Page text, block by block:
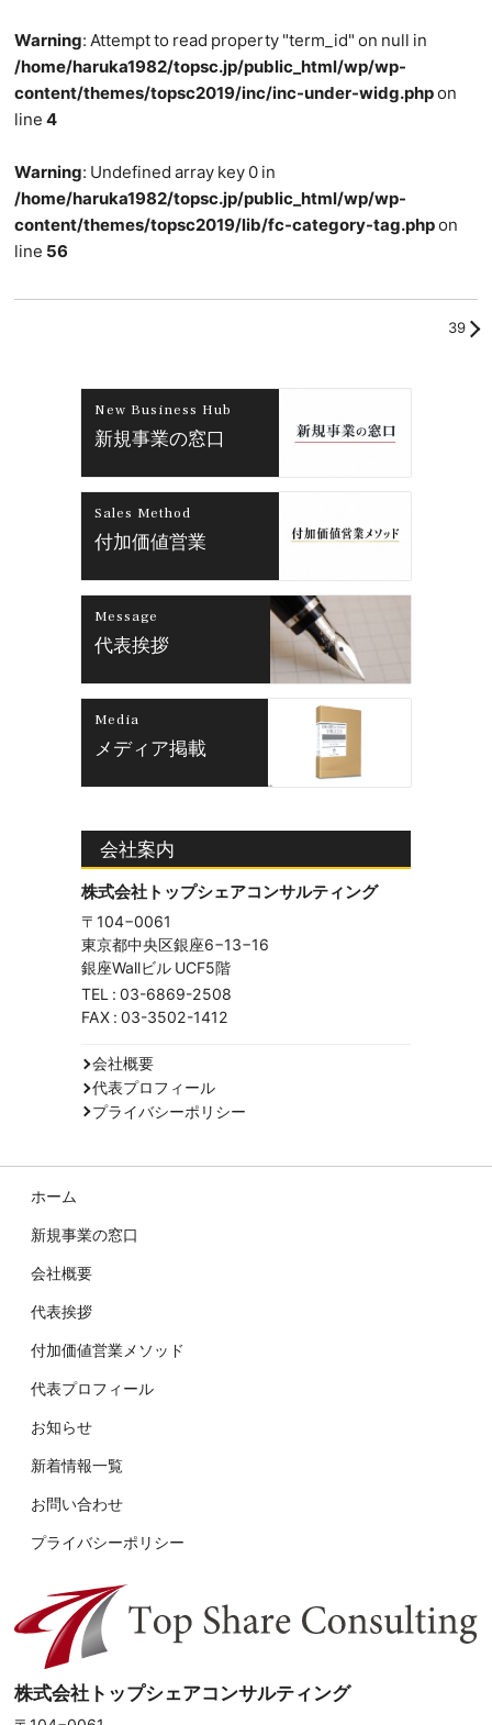
Warning: Attempt to read property "term_id" on null in
/home/haruka1982/topsc.jp/public_html/wp/wp-
content/themes/topsc2019/inc/inc-under-widg.phpon
line4
Warning: Undefined array key 0 in
/home/haruka1982/topsc.jp/public_html/wp/wp-
content/themes/topsc2019/lib/fc-category-tag.phpon
line 56
39
New Business Hub
新規事業の窓口
Sales Method
付加価値営業
Message
代表挨拶
Media
メディア掲載
会社案内
株式会社トップシェアコンサルティング
〒104−0061
東京都中央区銀座6−13−16
銀座Wallビル UCF5階
TEL : 03-6869-2508
FAX : 03-3502-1412
会社概要
代表プロフィール
プライバシーポリシー
ホーム
新規事業の窓口
会社概要
代表挨拶
付加価値営業メソッド
代表プロフィール
お知らせ
新着情報一覧
お問い合わせ
プライバシーポリシー
株式会社トップシェアコンサルティング